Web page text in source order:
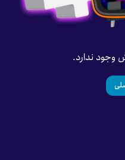
وجود ندارد.